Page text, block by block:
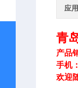
应
青
产品
手机
欢迎